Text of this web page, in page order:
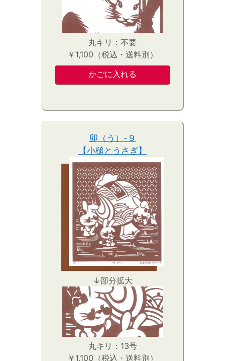
丸キリ：不要
￥1,100（税込・送料別）
卯（う）-９
【小槌とうさぎ】
↓部分拡大
丸キリ：13号
￥1,100（税込・送料別）